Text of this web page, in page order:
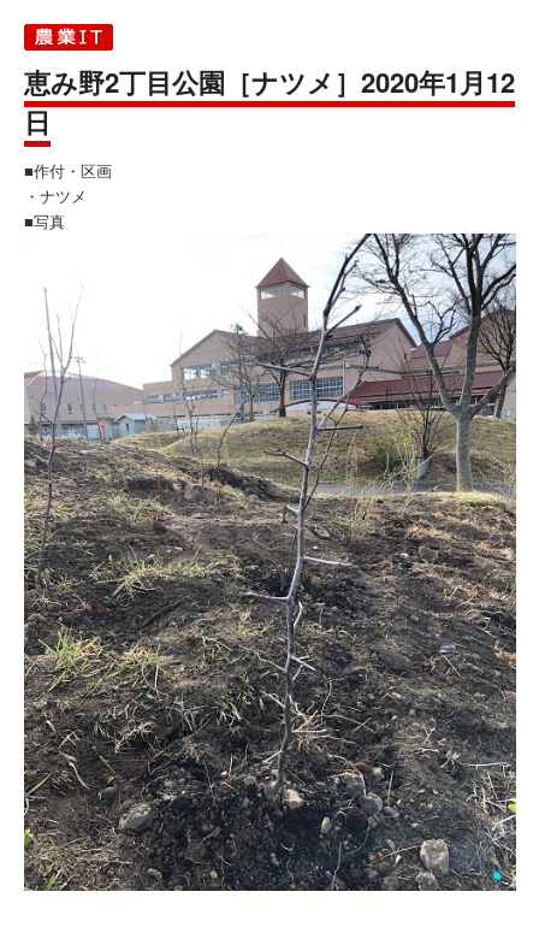
恵み野2丁目公園［ナツメ］2020年1月12
日
■作付・区画
・ナツメ
■写真